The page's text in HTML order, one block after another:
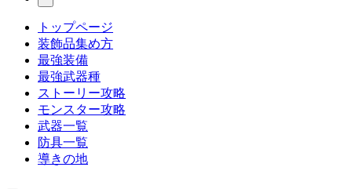
トップページ
装飾品集め方
最強装備
最強武器種
ストーリー攻略
モンスター攻略
武器一覧
防具一覧
導きの地